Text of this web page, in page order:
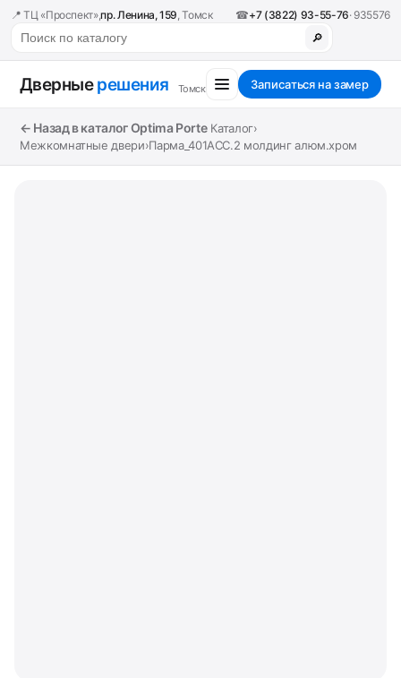
📍 ТЦ «Проспект»,пр. Ленина, 159, Томск ☎+7 (3822) 93-55-76· 935576
🔎
Дверныерешения Томск Записаться на замер
← Назад в каталог Optima Porte Каталог›
Межкомнатные двери›Парма_401АСС.2 молдинг алюм.хром